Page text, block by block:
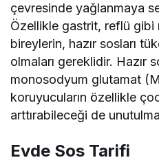
çevresinde yağlanmaya
Özellikle gastrit, reflü gibi
bireylerin, hazır sosları
olmaları gereklidir. Hazır
monosodyum glutamat
koruyucuların özellikle
arttırabileceği de
Evde Sos Tarifi